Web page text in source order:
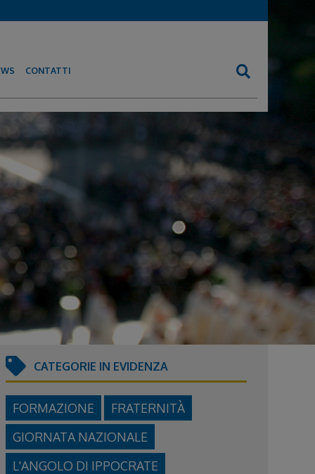
CONTATTI
CATEGORIE IN EVIDENZA
FORMAZIONE
FRATERNITÀ
GIORNATA NAZIONALE
L'ANGOLO DI IPPOCRATE